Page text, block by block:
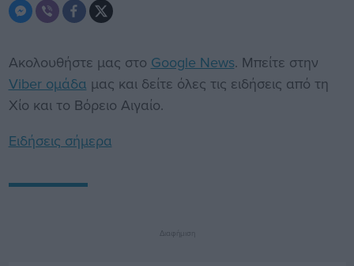
Ακολουθήστε μας στο Google News. Μπείτε στην
Viber ομάδα μας και δείτε όλες τις ειδήσεις από τη
Χίο και το Βόρειο Αιγαίο.
Ειδήσεις σήμερα
Διαφήμιση